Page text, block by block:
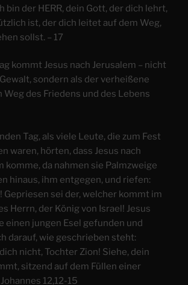
bin der HERR, dein Gott, der dich lehrt,
ist, der dich leitet auf dem Weg,
sollst. – 17
kommt Jesus nach Jerusalem – nicht
sondern als der verheißene
Weg des Friedens und des Lebens
Tag, als viele Leute, die zum Fest
waren, hörten, dass Jesus nach
komme, da nahmen sie Palmzweige
hinaus, ihm entgegen, und riefen:
Gepriesen sei der, welcher kommt im
Herrn, der König von Israel! Jesus
einen jungen Esel gefunden und
darauf, wie geschrieben steht:
nicht, Tochter Zion! Siehe, dein
sitzend auf dem Füllen einer
12,12-15